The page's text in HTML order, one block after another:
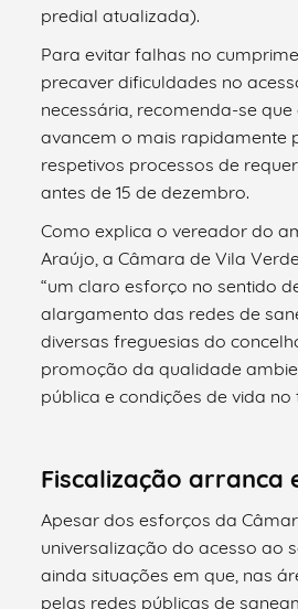
predial atualizada).
Para evitar falhas no
precaver dificuldades no
necessária, recomenda-se
avancem o mais rapidamente
respetivos processos de
antes de 15 de dezembro.
Como explica o vereador do
Araújo, a Câmara de Vila
“um claro esforço no sentido
alargamento das redes de
diversas freguesias do
promoção da qualidade
pública e condições de vida no
Fiscalização arranca
Apesar dos esforços da
universalização do acesso ao
ainda situações em que, nas
pelas redes públicas de